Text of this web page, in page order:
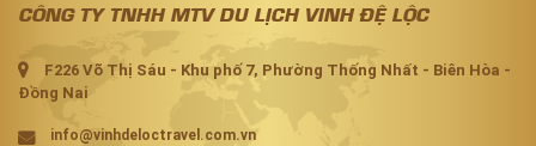
CÔNG TY TNHH MTV DU LỊCH VINH ĐỆ LỘC
F226 Võ Thị Sáu - Khu phố 7, Phường Thống Nhất - Biên Hòa -
Đồng Nai
info@vinhdeloctravel.com.vn